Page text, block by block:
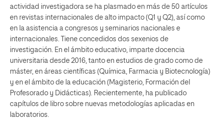
actividad investigadora se ha plasmado en más de 50 artículos
en revistas internacionales de alto impacto (Q1 y Q2), así como
en la asistencia a congresos y seminarios nacionales e
internacionales. Tiene concedidos dos sexenios de
investigación. En el ámbito educativo, imparte docencia
universitaria desde 2016, tanto en estudios de grado como de
máster, en áreas científicas (Química, Farmacia y Biotecnología)
y en el ámbito de la educación (Magisterio, Formación del
Profesorado y Didácticas). Recientemente, ha publicado
capítulos de libro sobre nuevas metodologías aplicadas en
laboratorios.